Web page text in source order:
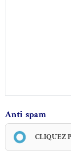
Anti-spam
CLIQUEZ